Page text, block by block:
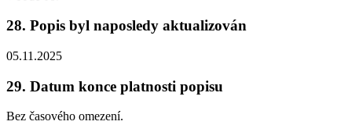
28. Popis byl naposledy aktualizován
05.11.2025
29. Datum konce platnosti popisu
Bez časového omezení.